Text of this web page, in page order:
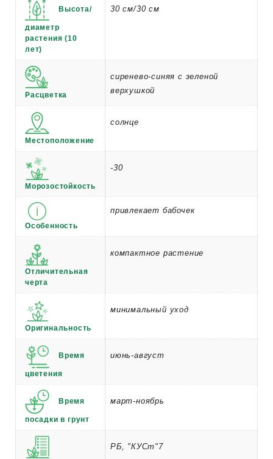
Высота/
диаметр
растения (10
лет)
30 см/30 см
Расцветка
сиренево-синяя с зеленой
верхушкой
Местоположение
солнце
Морозостойкость
-30
Особенность
привлекает бабочек
Отличительная
черта
компактное растение
Оригинальность
минимальный уход
Время
цветения
июнь-август
Время
посадки в грунт
март-ноябрь
РБ, "КУСт"7